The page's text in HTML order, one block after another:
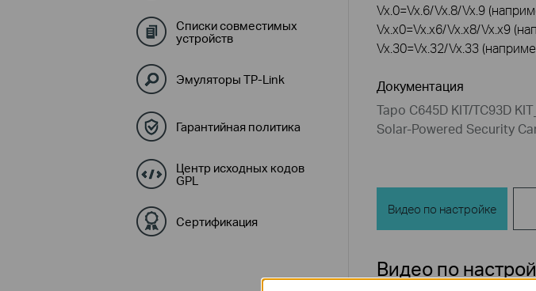
Списки совместимых
устройств
Эмуляторы TP-Link
Гарантийная политика
Центр исходных кодов
GPL
Сертификация
Vx.0=Vx.6/Vx.8/Vx.9
Vx.x0=Vx.x6/Vx.x8/Vx.x9
Vx.30=Vx.32/Vx.33
Документация
Tapo C645D KIT/TC93D
Solar-Powered Security
Видео по настройке
Видео по